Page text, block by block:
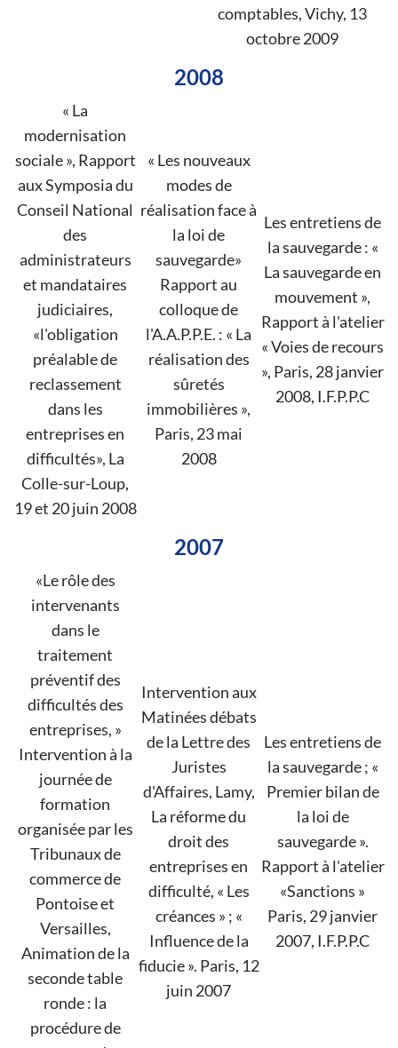
comptables, Vichy, 13
octobre 2009
2008
« La
modernisation
sociale », Rapport
aux Symposia du
Conseil National
des
administrateurs
et mandataires
judiciaires,
«l'obligation
préalable de
reclassement
dans les
entreprises en
difficultés», La
Colle-sur-Loup,
19 et 20 juin 2008
« Les nouveaux
modes de
réalisation face à
la loi de
sauvegarde»
Rapport au
colloque de
l'A.A.P.P.E. : « La
réalisation des
sûretés
immobilières »,
Paris, 23 mai
2008
Les entretiens de
la sauvegarde : «
La sauvegarde en
mouvement »,
Rapport à l'atelier
« Voies de recours
», Paris, 28 janvier
2008, I.F.P.P.C
2007
«Le rôle des
intervenants
dans le
traitement
préventif des
difficultés des
entreprises, »
Intervention à la
journée de
formation
organisée par les
Tribunaux de
commerce de
Pontoise et
Versailles,
Animation de la
seconde table
ronde : la
procédure de
Intervention aux
Matinées débats
de la Lettre des
Juristes
d'Affaires, Lamy,
La réforme du
droit des
entreprises en
difficulté, « Les
créances » ; «
Influence de la
fiducie ». Paris, 12
juin 2007
Les entretiens de
la sauvegarde ; «
Premier bilan de
la loi de
sauvegarde ».
Rapport à l'atelier
«Sanctions »
Paris, 29 janvier
2007, I.F.P.P.C